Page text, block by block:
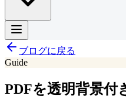
ブログに戻る
Guide
PDFを透明背景付